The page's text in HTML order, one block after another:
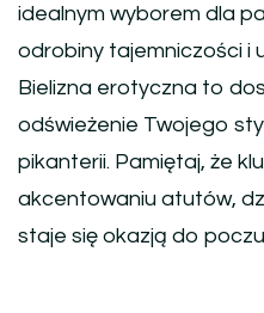
idealnym wyborem dla
odrobiny tajemniczości i
Bielizna erotyczna to
odświeżenie Twojego
pikanterii. Pamiętaj, że
akcentowaniu atutów,
staje się okazją do